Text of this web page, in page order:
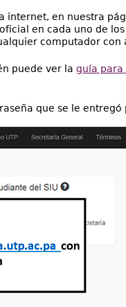
internet, en nuestra
en cada uno de
computador con
puede ver la guía para
que se le